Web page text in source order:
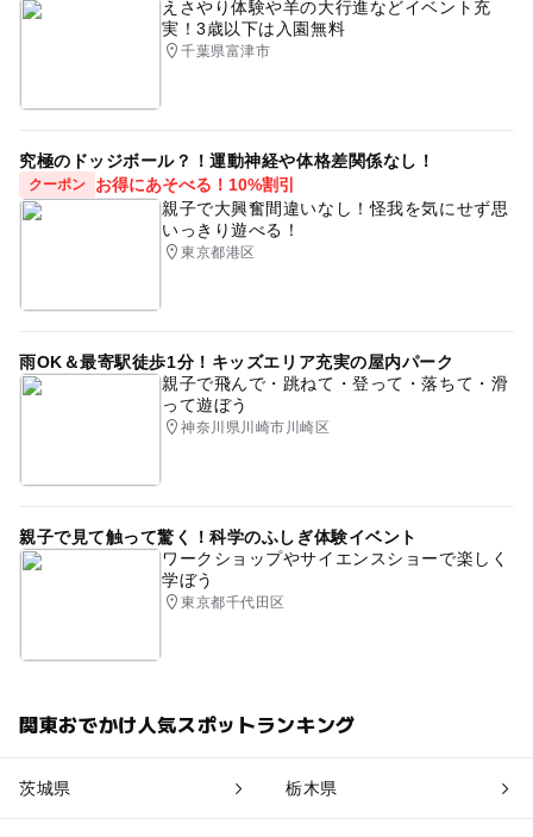
えさやり体験や羊の大行進などイベント充
実！3歳以下は入園無料
千葉県富津市
究極のドッジボール？！運動神経や体格差関係なし！
クーポン
お得にあそべる！10%割引
親子で大興奮間違いなし！怪我を気にせず思
いっきり遊べる！
東京都港区
雨OK＆最寄駅徒歩1分！キッズエリア充実の屋内パーク
親子で飛んで・跳ねて・登って・落ちて・滑
って遊ぼう
神奈川県川崎市川崎区
親子で見て触って驚く！科学のふしぎ体験イベント
ワークショップやサイエンスショーで楽しく
学ぼう
東京都千代田区
関東おでかけ人気スポットランキング
茨城県 栃木県